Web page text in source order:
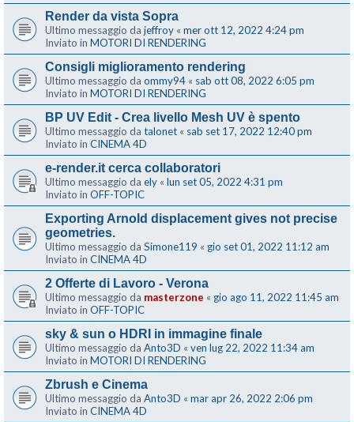
Render da vista Sopra
Ultimo messaggio da jeffroy « mer ott 12, 2022 4:24 pm
Inviato in MOTORI DI RENDERING
Consigli miglioramento rendering
Ultimo messaggio da ommy94 « sab ott 08, 2022 6:05 pm
Inviato in MOTORI DI RENDERING
BP UV Edit - Crea livello Mesh UV è spento
Ultimo messaggio da talonet « sab set 17, 2022 12:40 pm
Inviato in CINEMA 4D
e-render.it cerca collaboratori
Ultimo messaggio da ely « lun set 05, 2022 4:31 pm
Inviato in OFF-TOPIC
Exporting Arnold displacement gives not precise
geometries.
Ultimo messaggio da Simone119 « gio set 01, 2022 11:12 am
Inviato in CINEMA 4D
2 Offerte di Lavoro - Verona
Ultimo messaggio da masterzone « gio ago 11, 2022 11:45 am
Inviato in OFF-TOPIC
sky & sun o HDRI in immagine finale
Ultimo messaggio da Anto3D « ven lug 22, 2022 11:34 am
Inviato in MOTORI DI RENDERING
Zbrush e Cinema
Ultimo messaggio da Anto3D « mar apr 26, 2022 2:06 pm
Inviato in CINEMA 4D